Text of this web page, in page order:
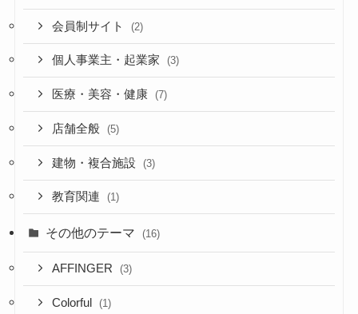
会員制サイト (2)
個人事業主・起業家 (3)
医療・美容・健康 (7)
店舗全般 (5)
建物・複合施設 (3)
教育関連 (1)
その他のテーマ (16)
AFFINGER (3)
Colorful (1)